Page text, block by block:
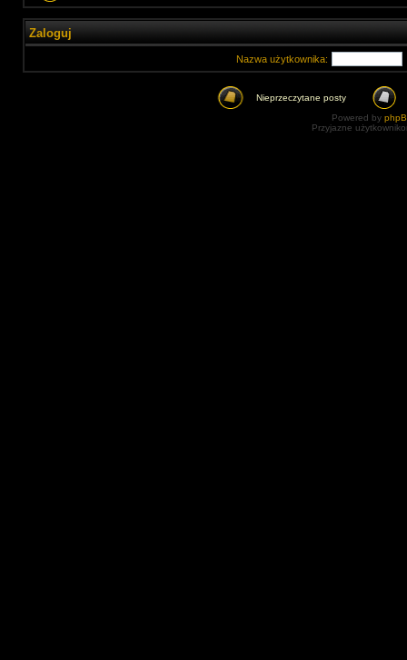
Zaloguj
Nazwa użytkownika:
Nieprzeczytane posty
Powered by
Przyjazne